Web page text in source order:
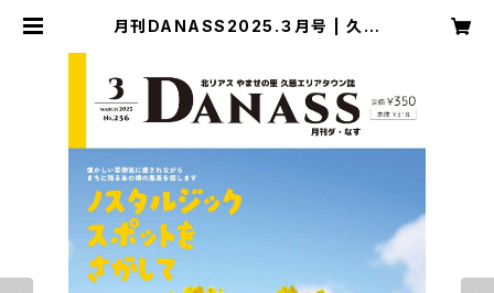
月刊DANASS2025.３月号 | 久慈